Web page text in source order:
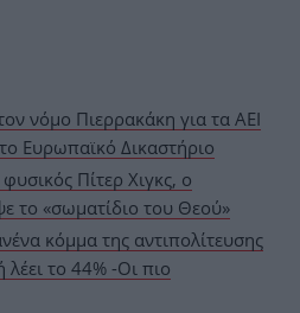
νόμο Πιερρακάκη για τα ΑΕΙ
Ευρωπαϊκό Δικαστήριο
Πίτερ Χιγκς, ο
το «σωματίδιο του Θεού»
κόμμα της αντιπολίτευσης
λέει το 44% -Οι πιο